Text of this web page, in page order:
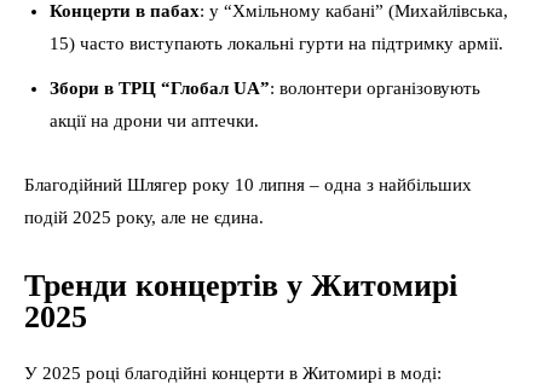
Концерти в пабах: у “Хмільному кабані” (Михайлівська,
15) часто виступають локальні гурти на підтримку армії.
Збори в ТРЦ “Глобал UA”: волонтери організовують
акції на дрони чи аптечки.
Благодійний Шлягер року 10 липня – одна з найбільших
подій 2025 року, але не єдина.
Тренди концертів у Житомирі
2025
У 2025 році благодійні концерти в Житомирі в моді: